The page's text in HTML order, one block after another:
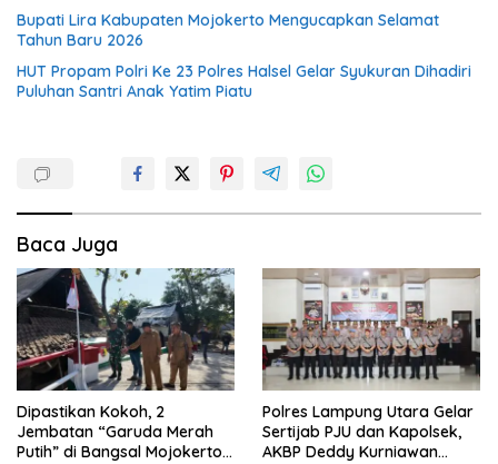
Bupati Lira Kabupaten Mojokerto Mengucapkan Selamat
Tahun Baru 2026
HUT Propam Polri Ke 23 Polres Halsel Gelar Syukuran Dihadiri
Puluhan Santri Anak Yatim Piatu
Baca Juga
Dipastikan Kokoh, 2
Jembatan “Garuda Merah
Putih” di Bangsal Mojokerto
Polres Lampung Utara Gelar
Sertijab PJU dan Kapolsek,
AKBP Deddy Kurniawan